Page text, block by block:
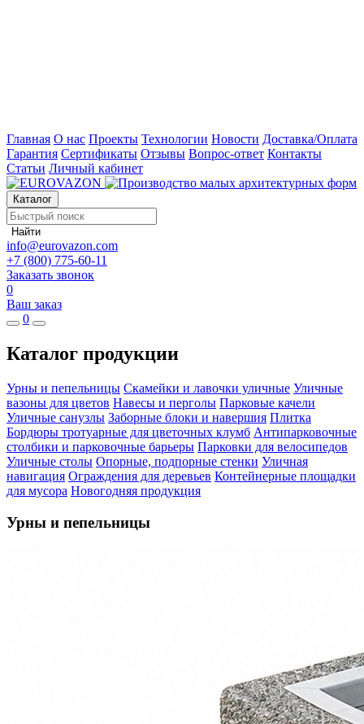
Главная О нас Проекты Технологии Новости Доставка/Оплата
Гарантия Сертификаты Отзывы Вопрос-ответ Контакты
Статьи Личный кабинет
Каталог
Найти
info@eurovazon.com
+7 (800) 775-60-11
Заказать звонок
0
Ваш заказ
0
Каталог продукции
Урны и пепельницы Скамейки и лавочки уличные Уличные
вазоны для цветов Навесы и перголы Парковые качели
Уличные санузлы Заборные блоки и навершия Плитка
Бордюры тротуарные для цветочных клумб Антипарковочные
столбики и парковочные барьеры Парковки для велосипедов
Уличные столы Опорные, подпорные стенки Уличная
навигация Ограждения для деревьев Контейнерные площадки
для мусора Новогодняя продукция
Урны и пепельницы